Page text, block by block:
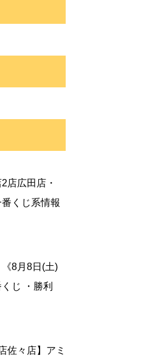
2店広田店・
くじ系情報
《8月8日(土)
じ ・勝利
佐々店】アミ